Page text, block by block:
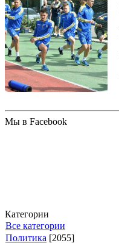
Мы в Facebook
Категории
Все категории
Политика [2055]